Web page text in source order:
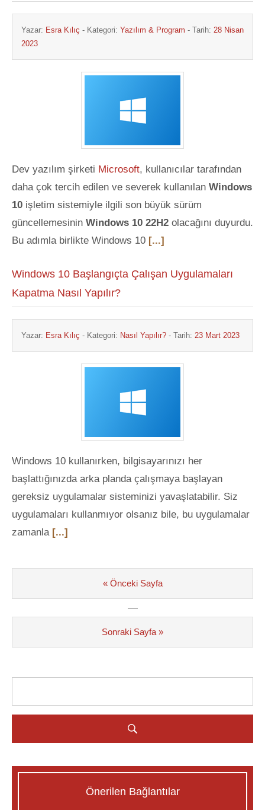
Yazar: Esra Kılıç - Kategori: Yazılım & Program - Tarih: 28 Nisan
2023
Dev yazılım şirketi Microsoft, kullanıcılar tarafından
daha çok tercih edilen ve severek kullanılan Windows
10 işletim sistemiyle ilgili son büyük sürüm
güncellemesinin Windows 10 22H2 olacağını duyurdu.
Bu adımla birlikte Windows 10 [...]
Windows 10 Başlangıçta Çalışan Uygulamaları
Kapatma Nasıl Yapılır?
Yazar: Esra Kılıç - Kategori: Nasıl Yapılır? - Tarih: 23 Mart 2023
Windows 10 kullanırken, bilgisayarınızı her
başlattığınızda arka planda çalışmaya başlayan
gereksiz uygulamalar sisteminizi yavaşlatabilir. Siz
uygulamaları kullanmıyor olsanız bile, bu uygulamalar
zamanla [...]
« Önceki Sayfa
—
Sonraki Sayfa »
Önerilen Bağlantılar